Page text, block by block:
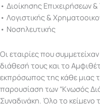
• Διοίκησης Επιχειρήσεων
• Λογιστικής &
• Νοσηλευτικής
Οι εταιρίες που
διάθεσή τους και το
εκπρόσωπος της κάθε μιας
παρουσίαση των “Κνωσός
Συναδινάκη. Όλο το